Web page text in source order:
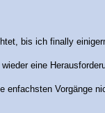
bis ich finally
eine
enfachsten Vorgänge